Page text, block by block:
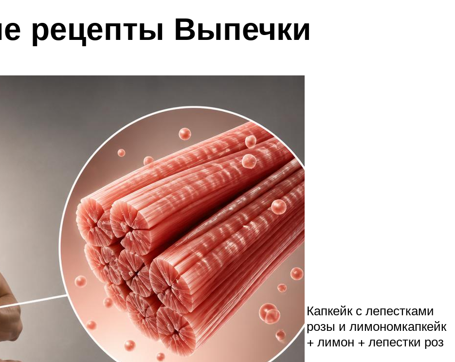
рецепты Выпечки
Капкейк с лепестками
розы и лимономкапкейк
+ лимон + лепестки роз